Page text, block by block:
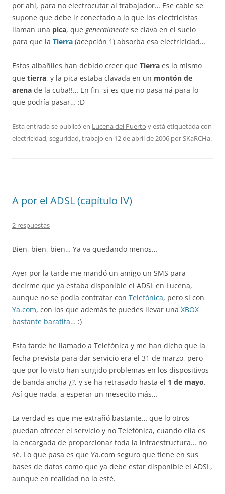
por ahí, para no electrocutar al trabajador… Ese cable se
supone que debe ir conectado a lo que los electricistas
llaman una pica, que generalmente se clava en el suelo
para que la Tierra (acepción 1) absorba esa electricidad…
Estos albañiles han debido creer que Tierra es lo mismo
que tierra, y la pica estaba clavada en un montón de
arena de la cuba!!… En fin, si es que no pasa ná para lo
que podría pasar… :D
Esta entrada se publicó en Lucena del Puerto y está etiquetada con
electricidad,seguridad,trabajo en 12 de abril de 2006 porSKaRCHa.
A por el ADSL (capítulo IV)
2 respuestas
Bien, bien, bien… Ya va quedando menos…
Ayer por la tarde me mandó un amigo un SMS para
decirme que ya estaba disponible el ADSL en Lucena,
aunque no se podía contratar con Telefónica, pero sí con
Ya.com, con los que además te puedes llevar una XBOX
bastante baratita… :)
Esta tarde he llamado a Telefónica y me han dicho que la
fecha prevista para dar servicio era el 31 de marzo, pero
que por lo visto han surgido problemas en los dispositivos
de banda ancha ¿?, y se ha retrasado hasta el 1 de mayo.
Así que nada, a esperar un mesecito más…
La verdad es que me extrañó bastante… que lo otros
puedan ofrecer el servicio y no Telefónica, cuando ella es
la encargada de proporcionar toda la infraestructura… no
sé. Lo que pasa es que Ya.com seguro que tiene en sus
bases de datos como que ya debe estar disponible el ADSL,
aunque en realidad no lo esté.